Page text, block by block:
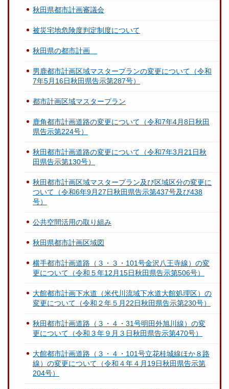
秋田県都市計画審議会
被災宅地危険度判定制度について
秋田県の都市計画
男鹿都市計画区域マスタープランの変更について（令和
7年5月16日秋田県告示第287号）
都市計画区域マスタープラン
鹿角都市計画道路の変更について（令和7年4月8日秋田
県告示第224号）
秋田都市計画道路の変更について（令和7年3月21日秋
田県告示第130号）
秋田都市計画区域マスタープラン及び区域区分の変更に
ついて（令和6年9月27日秋田県告示第437号及び438
号）
公共空間活用の取り組み
秋田県都市計画区域図
横手都市計画道路（３・３・101号金沢八王寺線）の変
更について（令和５年12月15日秋田県告示第506号）
大館都市計画下水道（米代川流域下水道大館処理区）の
変更について（令和２年５月22日秋田県告示第230号）
秋田都市計画道路（３・４・31号明田外旭川線）の変
更について（令和３年９月３日秋田県告示第470号）
大館都市計画道路（３・４・101号立花桂城線ほか８路
線）の変更について（令和４年４月19日秋田県告示第
204号）